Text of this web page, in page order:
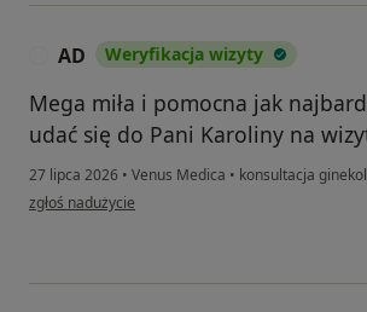
AD Weryfikacja wizyty
Mega miła i pomocna jak
udać się do Pani Karoliny na
27 lipca 2026 • Venus Medica • konsultacja
w opinii użytkownika AD
zgłoś nadużycie